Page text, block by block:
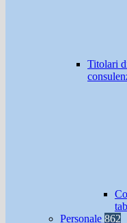
Titolari
Personale 862